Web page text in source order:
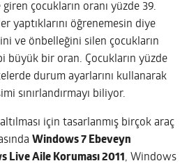
giren çocukların oranı yüzde 39.
yaptıklarını öğrenemesin diye
ve önbelleğini silen çocukların
büyük bir oran. Çocukların yüzde
durum ayarlarını kullanarak
sınırlandırmayı biliyor.
için tasarlanmış birçok araç
Windows 7 Ebeveyn
Live Aile Koruması 2011 , Windows